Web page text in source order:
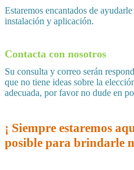
Estaremos encantados de
instalación y aplicación.
Contacta con nosotros
Su consulta y correo serán
que no tiene ideas sobre la
adecuada, por favor no dude en
¡ Siempre estaremos
posible para brindarle